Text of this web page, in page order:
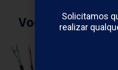
Você também
Solicitamos
realizar